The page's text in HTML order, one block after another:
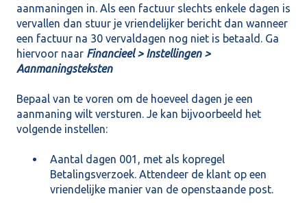
aanmaningen in. Als een factuur slechts enkele dagen is
vervallen dan stuur je vriendelijker bericht dan wanneer
een factuur na 30 vervaldagen nog niet is betaald. Ga
hiervoor naar Financieel > Instellingen >
Aanmaningsteksten
Bepaal van te voren om de hoeveel dagen je een
aanmaning wilt versturen. Je kan bijvoorbeeld het
volgende instellen:
Aantal dagen 001, met als kopregel
Betalingsverzoek. Attendeer de klant op een
vriendelijke manier van de openstaande post.